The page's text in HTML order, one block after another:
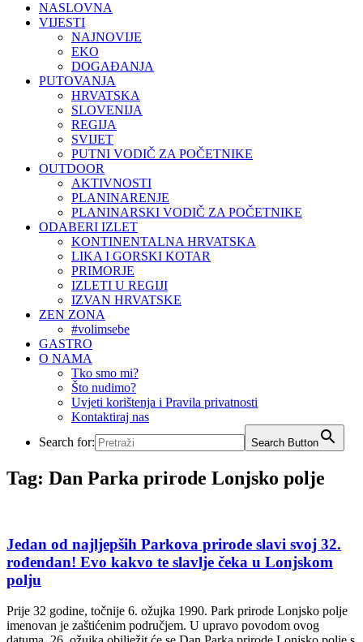
NASLOVNA
VIJESTI
NAJNOVIJE
EKO
DOGAĐANJA
PUTOVANJA
HRVATSKA
SLOVENIJA
REGIJA
SVIJET
PUTNI VODIČ ZA POČETNIKE
OUTDOOR
AKTIVNOSTI
PLANINARENJE
PLANINARSKI VODIČ ZA POČETNIKE
ODABERI IZLET
KONTINENTALNA HRVATSKA
LIKA I GORSKI KOTAR
PRIMORJE
IZLETI U REGIJI
IZVAN HRVATSKE
ZEN ZONA
#volimsebe
GASTRO
O NAMA
Tko smo mi?
Što nudimo?
Uvjeti korištenja i Pravila privatnosti
Kontaktiraj nas
Search for:
Search Button
Tag: Dan Parka prirode Lonjsko polje
Jedan od najljepših Parkova prirode slavi svoj 32.
rođendan! Evo kakvo te slavlje čeka u Lonjskom
polju
Prije 32 godine, točnije 6. ožujka 1990. Park prirode Lonjsko polje
imenovan je zaštićenim područjem. U upravo povodom ovog